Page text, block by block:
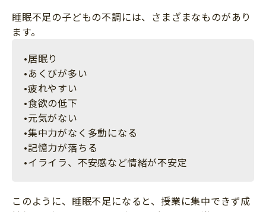
睡眠不足の子どもの不調には、さまざまなものがあり
ます。
•居眠り
•あくびが多い
•疲れやすい
•食欲の低下
•元気がない
•集中力がなく多動になる
•記憶力が落ちる
•イライラ、不安感など情緒が不安定
このように、睡眠不足になると、授業に集中できず成